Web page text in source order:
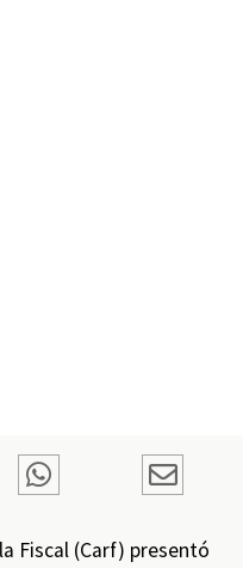
Fiscal (Carf) presentó